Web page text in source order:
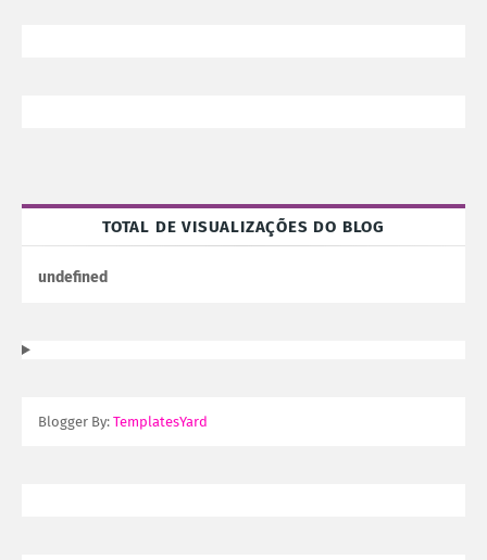
TOTAL DE VISUALIZAÇÕES DO BLOG
undefned
Blogger By: TemplatesYard